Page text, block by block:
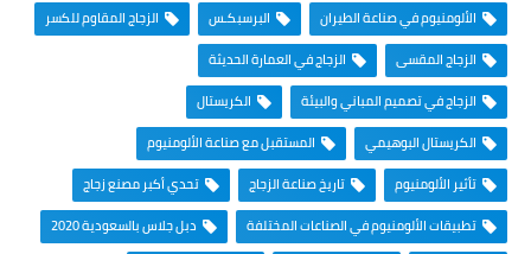
الألومنيوم في صناعة الطيران
البرسبكـس
الزجاج المقاوم للكسر
الزجاج المقسى
الزجاج في العمارة الحديثة
الزجاج في تصميم المباني والبيئة
الكريستال
الكريستال البوهيمي
المستقبل مع صناعة الألومنيوم
تأثير الألومنيوم
تاريخ صناعة الزجاج
تحدي أكبر مصنع زجاج
تطبيقات الألومنيوم في الصناعات المختلفة
دبل جلاس بالسعودية 2020